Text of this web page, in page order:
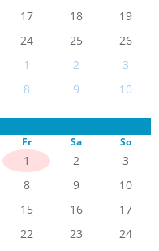
17 18
19
24 25
26
1 2
3
8 9 10
Fr Sa So
1 2
3
8 9
10
15 16
17
22 23
24